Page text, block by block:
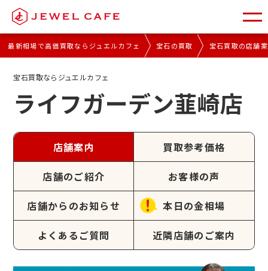
最新相場で高価買取ならジュエルカフェ 宝石の買取 宝石買取の店舗
宝石買取ならジュエルカフェ
ライフガーデン韮崎店
店舗案内 買取参考価格
店舗のご紹介 お客様の声
店舗からのお知らせ 本日の金相場
よくあるご質問 近隣店舗のご案内